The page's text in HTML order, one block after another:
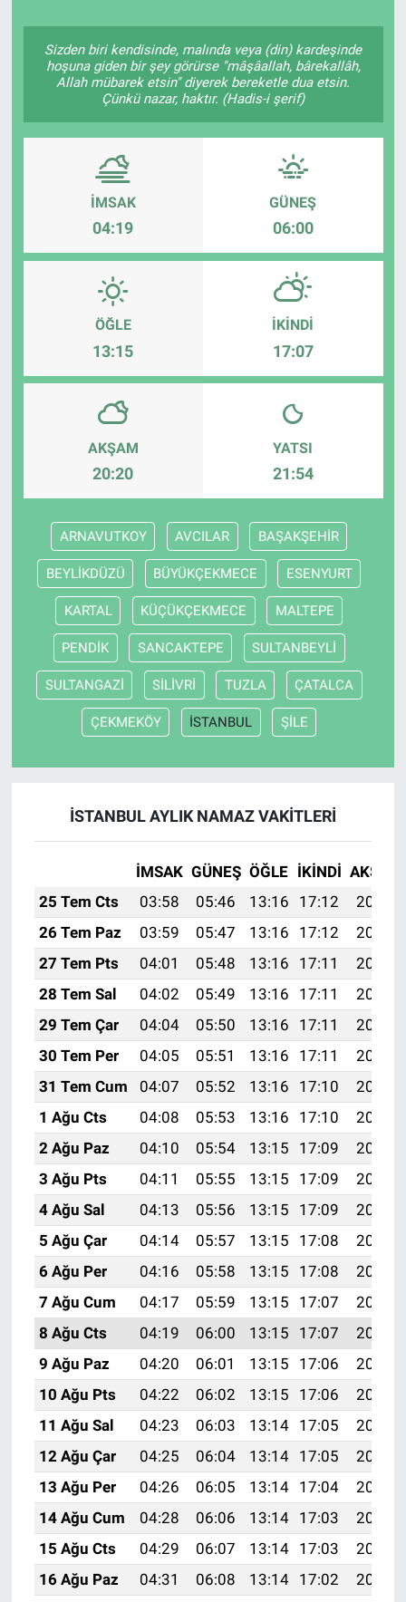
Sizden biri kendisinde, malında veya (din) kardeşinde
hoşuna giden bir şey görürse "mâşâallah, bârekallâh,
Allah mübarek etsin" diyerek bereketle dua etsin.
Çünkü nazar, haktır. (Hadis-i şerif)
İMSAK
04:19
GÜNEŞ
06:00
ÖĞLE
13:15
İKINDI
17:07
AKŞAM
20:20
YATSI
21:54
ARNAVUTKOY AVCILAR BAŞAKŞEHİR
BEYLİKDÜZÜ BÜYÜKÇEKMECE ESENYURT
KARTAL KÜÇÜKÇEKMECE MALTEPE
PENDİK SANCAKTEPE SULTANBEYLİ
SULTANGAZİ SİLİVRİ TUZLA ÇATALCA
ÇEKMEKÖY İSTANBUL ŞİLE
İSTANBUL AYLIK NAMAZ VAKITLERI
İMSAK GÜNEŞ ÖĞLE İKINDI AKŞAM
25 Tem Cts
03:58 05:46 13:16 17:12
20:35
26 Tem Paz
03:59 05:47 13:16 17:12
20:34
27 Tem Pts
04:01 05:48 13:16 17:11
20:33
28 Tem Sal
04:02 05:49 13:16 17:11
20:32
29 Tem Çar
04:04 05:50 13:16 17:11
20:31
30 Tem Per
04:05 05:51 13:16 17:11
20:30
31 Tem Cum
04:07 05:52 13:16 17:10
20:29
1 Ağu Cts
04:08 05:53 13:16 17:10
20:28
2 Ağu Paz
04:10 05:54 13:15 17:09
20:27
3 Ağu Pts
04:11 05:55 13:15 17:09
20:26
4 Ağu Sal
04:13 05:56 13:15 17:09
20:25
5 Ağu Çar
04:14 05:57 13:15 17:08
20:24
6 Ağu Per
04:16 05:58 13:15 17:08
20:23
7 Ağu Cum
04:17 05:59 13:15 17:07
20:21
8 Ağu Cts
04:19 06:00 13:15 17:07
20:20
9 Ağu Paz
04:20 06:01 13:15 17:06
20:19
10 Ağu Pts
04:22 06:02 13:15 17:06
20:18
11 Ağu Sal
04:23 06:03 13:14 17:05
20:16
12 Ağu Çar
04:25 06:04 13:14 17:05
20:15
13 Ağu Per
04:26 06:05 13:14 17:04
20:14
14 Ağu Cum
04:28 06:06 13:14 17:03
20:12
15 Ağu Cts
04:29 06:07 13:14 17:03
20:11
16 Ağu Paz
04:31 06:08 13:14 17:02
20:10
Bilecik
Kütahya
Çevre
Magazin
Bilim ve Teknoloji